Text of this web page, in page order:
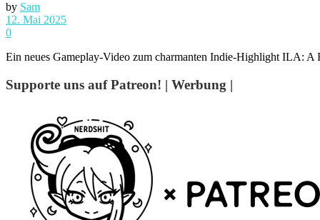
by Sam
12. Mai 2025
0
Ein neues Gameplay-Video zum charmanten Indie-Highlight ILA:
Supporte uns auf Patreon! | Werbung |